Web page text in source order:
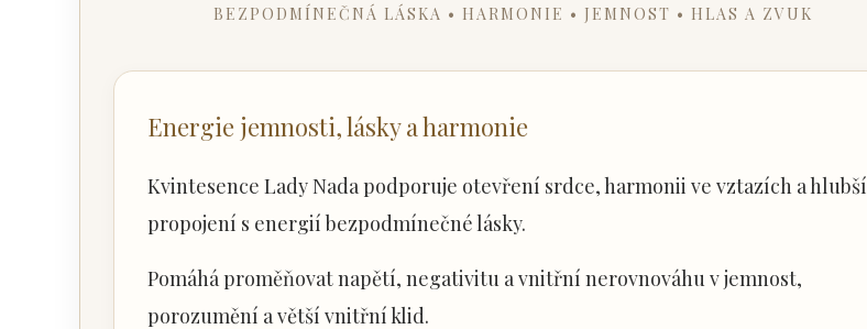
BEZPODMÍNEČNÁ LÁSKA • HARMONIE • JEMNOST • HLAS A ZVUK
Energie jemnosti, lásky a harmonie
Kvintesence Lady Nada podporuje otevření srdce, harmonii ve vztazích a hlubší
propojení s energií bezpodmínečné lásky.
Pomáhá proměňovat napětí, negativitu a vnitřní nerovnováhu v jemnost,
porozumění a větší vnitřní klid.